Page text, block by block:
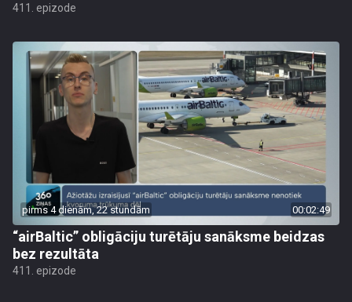
411. epizode
pirms 4 dienām, 22 stundām 00:02:49
“airBaltic” obligāciju turētāju sanāksme beidzas
bez rezultāta
411. epizode